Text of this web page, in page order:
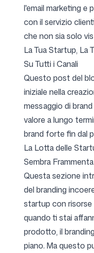
FAQ
Contatti
Accedi Registrati
Seguici
l'email marketing e
con il servizio
che non sia solo
La Tua Startup, La
Su Tutti i Canali
Questo post del
iniziale nella
messaggio di
valore a lungo
brand forte fin dal
La Lotta delle
Sembra
Questa sezione
del branding
startup con risorse
quando ti stai
prodotto, il
piano. Ma questo